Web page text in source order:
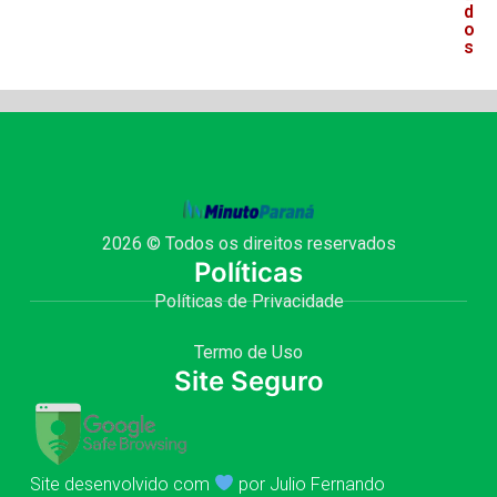
d
o
s
2026 © Todos os direitos reservados
Políticas
Políticas de Privacidade
Termo de Uso
Site Seguro
Site desenvolvido com por Julio Fernando